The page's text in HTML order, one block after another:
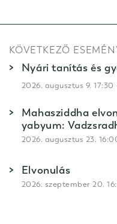
KÖVETKEZŐ
Nyári tanítás és
2026. augusztus 9. 17:30
Mahasziddha
yabyum:
2026. augusztus 23.
Elvonulás
2026. szeptember 20.